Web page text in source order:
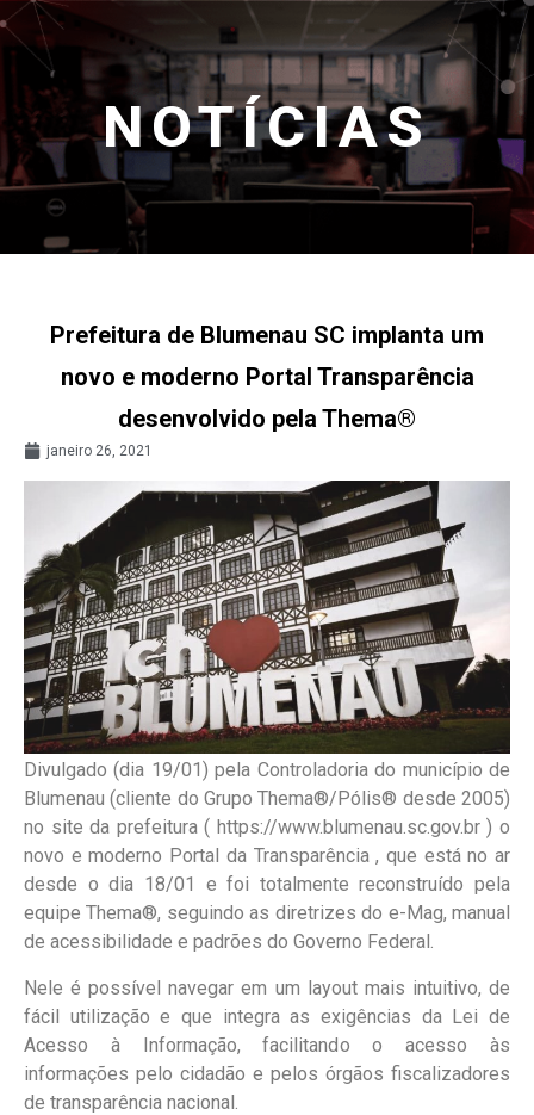
NOTÍCIAS
Prefeitura de Blumenau SC implanta um
novo e moderno Portal Transparência
desenvolvido pela Thema®
janeiro 26, 2021
Divulgado (dia 19/01) pela Controladoria do município de
Blumenau (cliente do Grupo Thema®/Pólis® desde 2005)
no site da prefeitura ( https://www.blumenau.sc.gov.br ) o
novo e moderno Portal da Transparência , que está no ar
desde o dia 18/01 e foi totalmente reconstruído pela
equipe Thema®, seguindo as diretrizes do e-Mag, manual
de acessibilidade e padrões do Governo Federal.
Nele é possível navegar em um layout mais intuitivo, de
fácil utilização e que integra as exigências da Lei de
Acesso à Informação, facilitando o acesso às
informações pelo cidadão e pelos órgãos fiscalizadores
de transparência nacional.